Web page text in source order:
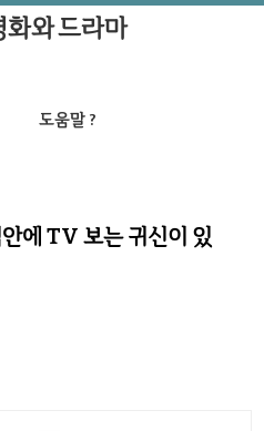
화와 드라마
도움말 ?
에 TV 보는 귀신이 있